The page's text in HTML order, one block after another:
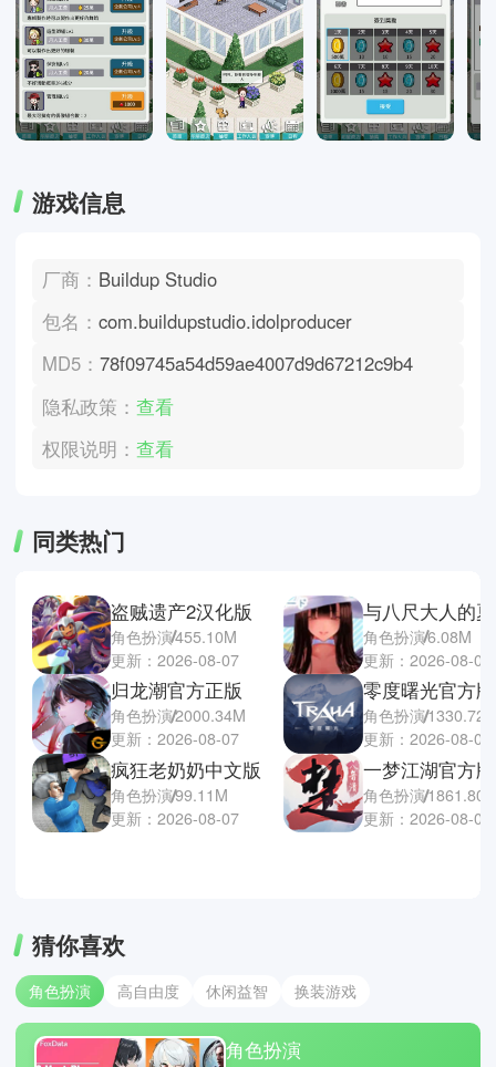
游戏信息
厂商： Buildup Studio
包名：com.buildupstudio.idolproducer
MD5：78f09745a54d59ae4007d9d67212c9b4
隐私政策：查看
权限说明：查看
同类热门
盗贼遗产2汉化版
角色扮演455.10M
更新：2026-08-07
归龙潮官方正版
角色扮演2000.34M
更新：2026-08-07
疯狂老奶奶中文版
角色扮演99.11M
更新：2026-08-07
角色扮演6.08M
更新：2026-08-07
零度曙光官方版
角色扮演
更新：2026-08-07
一梦江湖官方版
角色扮演
更新：2026-08-07
猜你喜欢
角色扮演 高自由度 休闲益智 换装游戏
角色扮演